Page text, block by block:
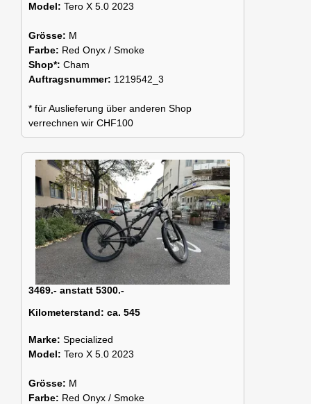
Model: Tero X 5.0 2023
Grösse: M
Farbe: Red Onyx / Smoke
Shop*: Cham
Auftragsnummer: 1219542_3
* für Auslieferung über anderen Shop
verrechnen wir CHF100
3469.- anstatt 5300.-
Kilometerstand: ca. 545
Marke: Specialized
Model: Tero X 5.0 2023
Grösse: M
Farbe: Red Onyx / Smoke